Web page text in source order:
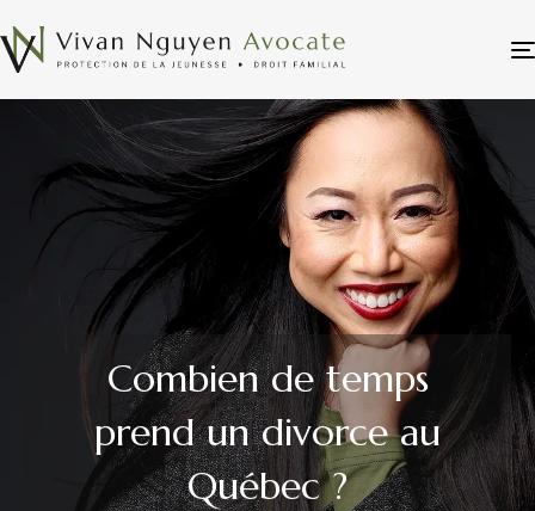
Combien de temps
prend un divorce au
Québec ?